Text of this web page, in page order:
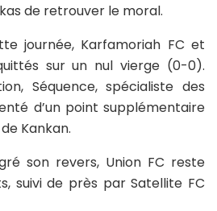
de retrouver le moral.
journée, Karfamoriah FC et
sur un nul vierge (0-0).
Séquence, spécialiste des
d’un point supplémentaire
Kankan.
son revers, Union FC reste
suivi de près par Satellite FC